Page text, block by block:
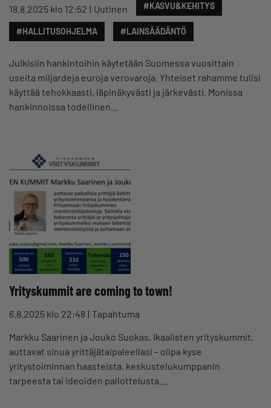
18.8.2025 klo 12:52 Uutinen #KASVU&KEHITYS
#HALLITUSOHJELMA #LAINSÄÄDÄNTÖ
Julkisiin hankintoihin käytetään Suomessa vuosittain
useita miljardeja euroja verovaroja. Yhteiset rahamme tulisi
käyttää tehokkaasti, läpinäkyvästi ja järkevästi. Monissa
hankinnoissa todellinen…
Yrityskummit are coming to town!
6.8.2025 klo 22:48 Tapahtuma
Markku Saarinen ja Jouko Suokas, Ikaalisten yrityskummit,
auttavat sinua yrittäjätaipaleellasi – olipa kyse
yritystoiminnan haasteista, keskustelukumppanin
tarpeesta tai ideoiden pallottelusta.…